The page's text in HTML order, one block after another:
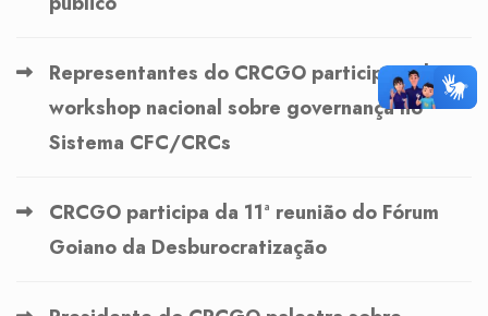
Representantes do CRCGO participam de
workshop nacional sobre governança no
Sistema CFC/CRCs
CRCGO participa da 11ª reunião do Fórum
Goiano da Desburocratização